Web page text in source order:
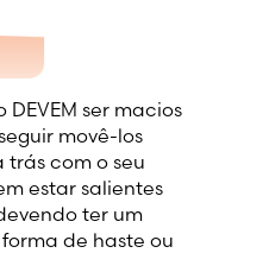
ser macios
movê-los
com o seu
estar salientes
ter um
de haste ou